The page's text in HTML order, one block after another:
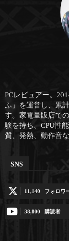
PCレビュアー。
ふ」を運営し、累
す。家電量販店で
験を持ち、CPU性
質、発熱、動作音
SNS
11,140 フォロワ
38,800 購読者